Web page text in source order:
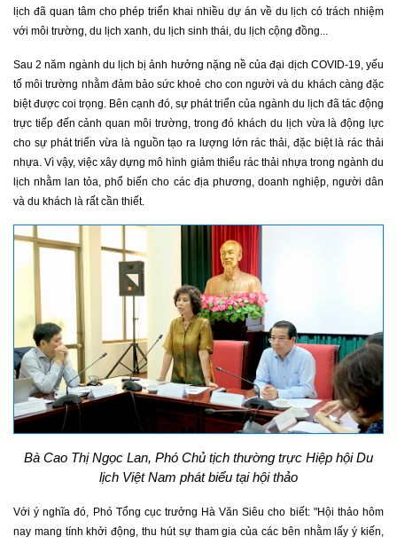
lịch đã quan tâm cho phép triển khai nhiều dự án về du lịch có trách nhiệm
với môi trường, du lịch xanh, du lịch sinh thái, du lịch cộng đồng...
Sau 2 năm ngành du lịch bị ảnh hưởng nặng nề của đại dịch COVID-19, yếu
tố môi trường nhằm đảm bảo sức khoẻ cho con người và du khách càng đặc
biệt được coi trọng. Bên cạnh đó, sự phát triển của ngành du lịch đã tác động
trực tiếp đến cảnh quan môi trường, trong đó khách du lịch vừa là động lực
cho sự phát triển vừa là nguồn tạo ra lượng lớn rác thải, đặc biệt là rác thải
nhựa. Vì vậy, việc xây dựng mô hình giảm thiểu rác thải nhựa trong ngành du
lịch nhằm lan tỏa, phổ biến cho các địa phương, doanh nghiệp, người dân
và du khách là rất cần thiết.
Bà Cao Thị Ngọc Lan, Phó Chủ tịch thường trực Hiệp hội Du
lịch Việt Nam phát biểu tại hội thảo
Với ý nghĩa đó, Phó Tổng cục trưởng Hà Văn Siêu cho biết: "Hội thảo hôm
nay mang tính khởi động, thu hút sự tham gia của các bên nhằm lấy ý kiến,